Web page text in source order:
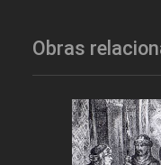
Obras